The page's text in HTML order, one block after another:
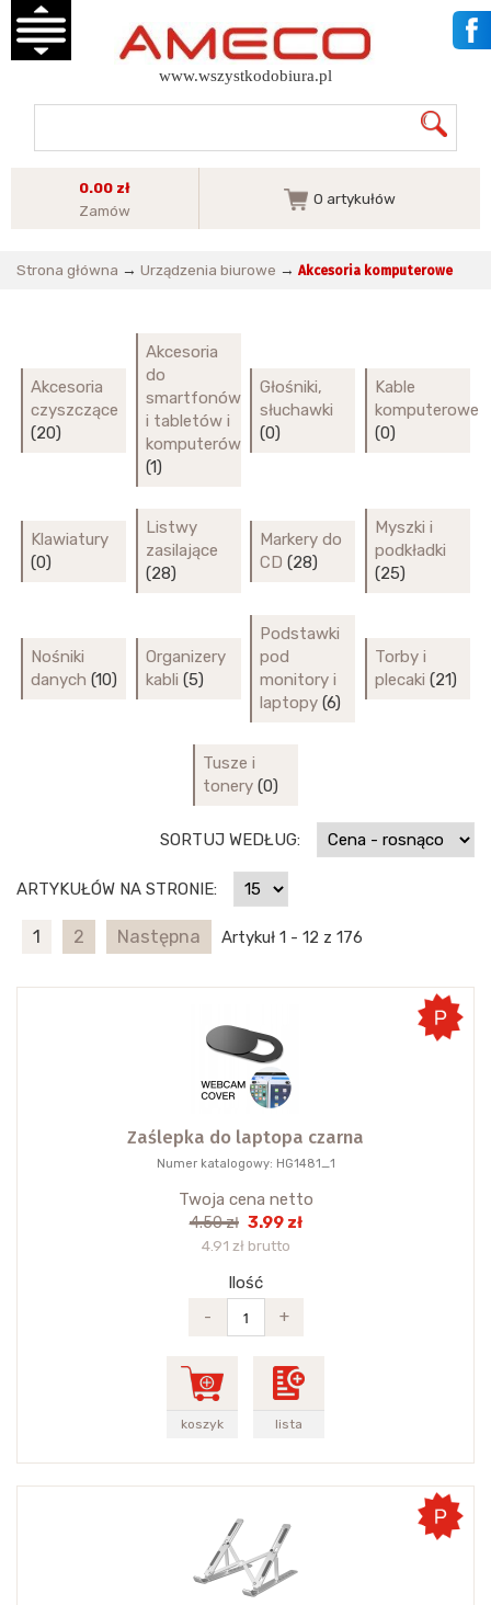
www.wszystkodobiura.pl
0.00 zł
Zamów
0 artykułów
Strona główna → Urządzenia biurowe → Akcesoria komputerowe
Akcesoria
czyszczące
(20)
Akcesoria
do
smartfonów
i tabletów i
komputerów
(1)
Głośniki,
słuchawki
(0)
Kable
komputerowe
(0)
Klawiatury
(0)
Listwy
zasilające
(28)
Markery do
CD (28)
Myszki i
podkładki
(25)
Nośniki
danych (10)
Organizery
kabli (5)
Podstawki
pod
monitory i
laptopy (6)
Torby i
plecaki (21)
Tusze i
tonery(0)
SORTUJ WEDŁUG:
ARTYKUŁÓW NA STRONIE:
1 2 Następna Artykuł 1 - 12 z 176
Zaślepka do laptopa czarna
Numer katalogowy: HG1481_1
Twoja cena netto
4.50 zł 3.99 zł
4.91 zł brutto
Ilość
-
+
koszyk lista